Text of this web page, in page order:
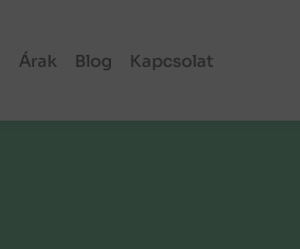
Árak Blog Kapcsolat